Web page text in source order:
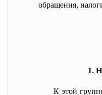
обращения,
1.
К этой